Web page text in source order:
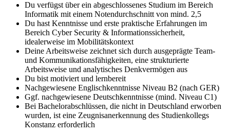
Du verfügst über ein abgeschlossenes Studium im Bereich
Informatik mit einem Notendurchschnitt von mind. 2,5
Du hast Kenntnisse und erste praktische Erfahrungen im
Bereich Cyber Security & Informationssicherheit,
idealerweise im Mobilitätskontext
Deine Arbeitsweise zeichnet sich durch ausgeprägte Team-
und Kommunikationsfähigkeiten, eine strukturierte
Arbeitsweise und analytisches Denkvermögen aus
Du bist motiviert und lernbereit
Nachgewiesene Englischkenntnisse Niveau B2 (nach GER)
Ggf. nachgewiesene Deutschkenntnisse (mind. Niveau C1)
Bei Bachelorabschlüssen, die nicht in Deutschland erworben
wurden, ist eine Zeugnisanerkennung des Studienkollegs
Konstanz erforderlich